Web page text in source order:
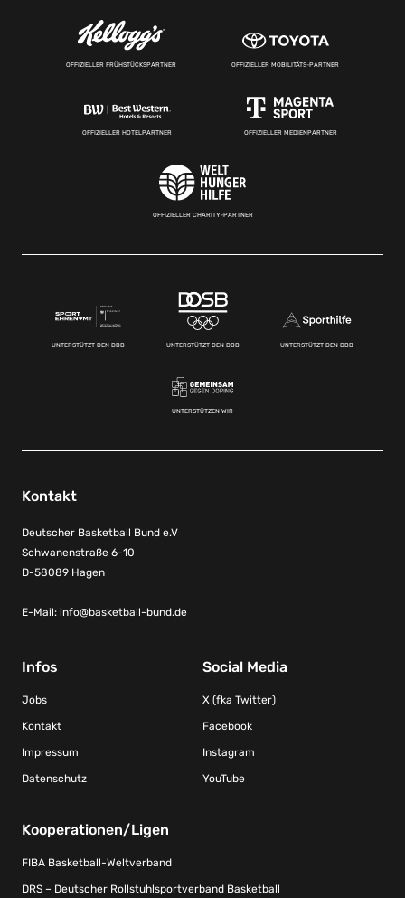
OFFIZIELLER FRÜHSTÜCKSPARTNER OFFIZIELLER MOBILITÄTS-PARTNER
OFFIZIELLER HOTELPARTNER OFFIZIELLER MEDIENPARTNER
OFFIZIELLER CHARITY-PARTNER
UNTERSTÜTZT DEN DBB UNTERSTÜTZT DEN DBB UNTERSTÜTZT DEN DBB
UNTERSTÜTZEN WIR
Kontakt
Deutscher Basketball Bund e.V
Schwanenstraße 6-10
D-58089 Hagen
E-Mail: info@basketball-bund.de
Infos
Jobs
Kontakt
Impressum
Datenschutz
Social Media
X (fka Twitter)
Facebook
Instagram
YouTube
Kooperationen/Ligen
FIBA Basketball-Weltverband
DRS – Deutscher Rollstuhlsportverband Basketball